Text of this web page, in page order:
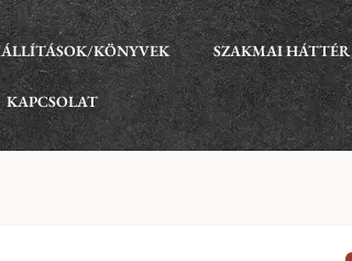
KÖNYVEK SZAKMAI HÁTTÉR
KAPCSOLAT